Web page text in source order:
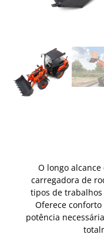
O longo
carregadora de
tipos de
Oferece
potência